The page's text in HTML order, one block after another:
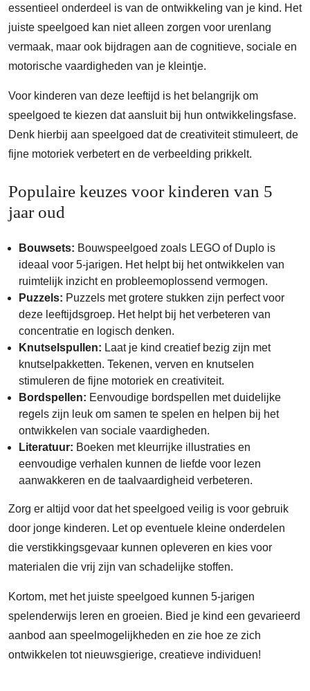
essentieel onderdeel is van de ontwikkeling van je kind. Het
juiste speelgoed kan niet alleen zorgen voor urenlang
vermaak, maar ook bijdragen aan de cognitieve, sociale en
motorische vaardigheden van je kleintje.
Voor kinderen van deze leeftijd is het belangrijk om
speelgoed te kiezen dat aansluit bij hun ontwikkelingsfase.
Denk hierbij aan speelgoed dat de creativiteit stimuleert, de
fijne motoriek verbetert en de verbeelding prikkelt.
Populaire keuzes voor kinderen van 5
jaar oud
Bouwsets: Bouwspeelgoed zoals LEGO of Duplo is
ideaal voor 5-jarigen. Het helpt bij het ontwikkelen van
ruimtelijk inzicht en probleemoplossend vermogen.
Puzzels: Puzzels met grotere stukken zijn perfect voor
deze leeftijdsgroep. Het helpt bij het verbeteren van
concentratie en logisch denken.
Knutselspullen: Laat je kind creatief bezig zijn met
knutselpakketten. Tekenen, verven en knutselen
stimuleren de fijne motoriek en creativiteit.
Bordspellen: Eenvoudige bordspellen met duidelijke
regels zijn leuk om samen te spelen en helpen bij het
ontwikkelen van sociale vaardigheden.
Literatuur: Boeken met kleurrijke illustraties en
eenvoudige verhalen kunnen de liefde voor lezen
aanwakkeren en de taalvaardigheid verbeteren.
Zorg er altijd voor dat het speelgoed veilig is voor gebruik
door jonge kinderen. Let op eventuele kleine onderdelen
die verstikkingsgevaar kunnen opleveren en kies voor
materialen die vrij zijn van schadelijke stoffen.
Kortom, met het juiste speelgoed kunnen 5-jarigen
spelenderwijs leren en groeien. Bied je kind een gevarieerd
aanbod aan speelmogelijkheden en zie hoe ze zich
ontwikkelen tot nieuwsgierige, creatieve individuen!